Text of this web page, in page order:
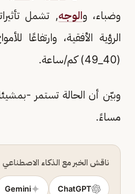
وضباء، والوجه, تشمل
الرؤية الأفقية، وارتفاعًا
(40_49) كم/ساعة.
وبيّن أن الحالة تستمر -
مساءً.‏
ناقش الخبر مع الذكاء الاصطناعي
ChatGPT
Gemini